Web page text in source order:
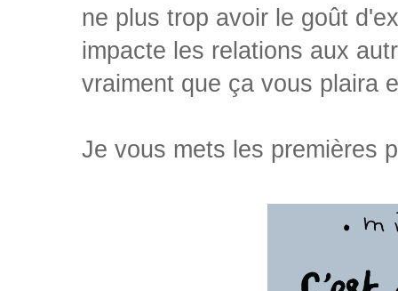
ne plus trop avoir le goût
impacte les relations aux
vraiment que ça vous plaira
Je vous mets les premières